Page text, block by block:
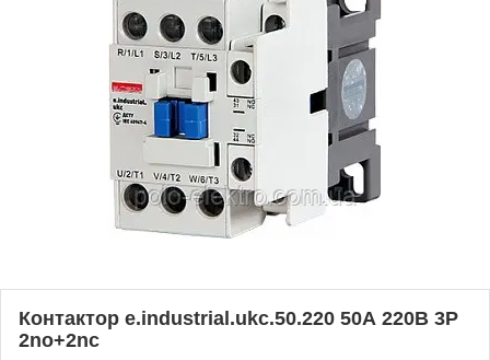
Контактор e.industrial.ukc.50.220 50А 220В 3P
2no+2nc